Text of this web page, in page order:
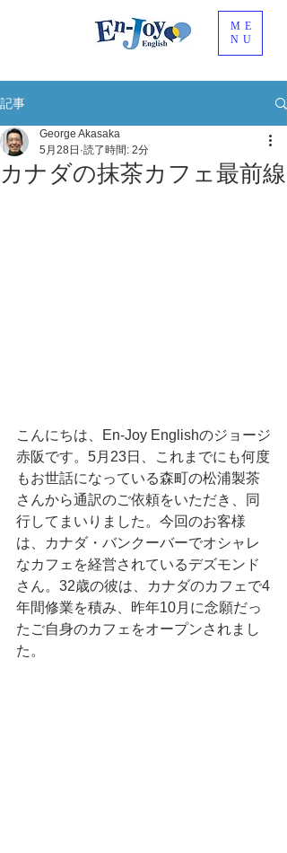
ME
NU
記事
カナダの抹茶カフェ最前線
George Akasaka
5月28日 読了時間: 2分
こんにちは、En-Joy Englishのジョージ
赤阪です。5月23日、これまでにも何度
もお世話になっている森町の松浦製茶
さんから通訳のご依頼をいただき、同
行してまいりました。今回のお客様
は、カナダ・バンクーバーでオシャレ
なカフェを経営されているデズモンド
さん。32歳の彼は、カナダのカフェで4
年間修業を積み、昨年10月に念願だっ
たご自身のカフェをオープンされまし
た。